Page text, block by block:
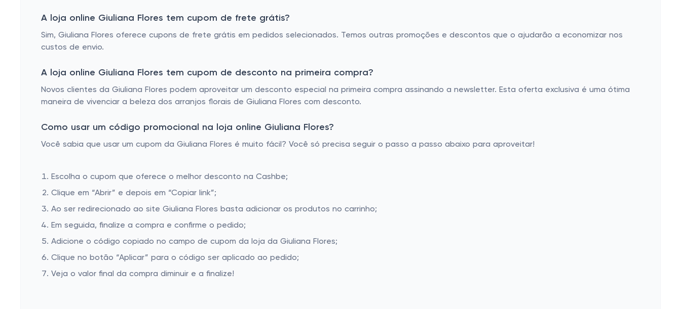
A loja online Giuliana Flores tem cupom de frete grátis?
Sim, Giuliana Flores oferece cupons de frete grátis em pedidos selecionados. Temos outras promoções e descontos que o ajudarão a economizar nos
custos de envio.
A loja online Giuliana Flores tem cupom de desconto na primeira compra?
Novos clientes da Giuliana Flores podem aproveitar um desconto especial na primeira compra assinando a newsletter. Esta oferta exclusiva é uma ótima
maneira de vivenciar a beleza dos arranjos florais de Giuliana Flores com desconto.
Como usar um código promocional na loja online Giuliana Flores?
Você sabia que usar um cupom da Giuliana Flores é muito fácil? Você só precisa seguir o passo a passo abaixo para aproveitar!
Escolha o cupom que oferece o melhor desconto na Cashbe;
Clique em “Abrir” e depois em “Copiar link”;
Ao ser redirecionado ao site Giuliana Flores basta adicionar os produtos no carrinho;
Em seguida, finalize a compra e confirme o pedido;
Adicione o código copiado no campo de cupom da loja da Giuliana Flores;
Clique no botão “Aplicar” para o código ser aplicado ao pedido;
Veja o valor final da compra diminuir e a finalize!